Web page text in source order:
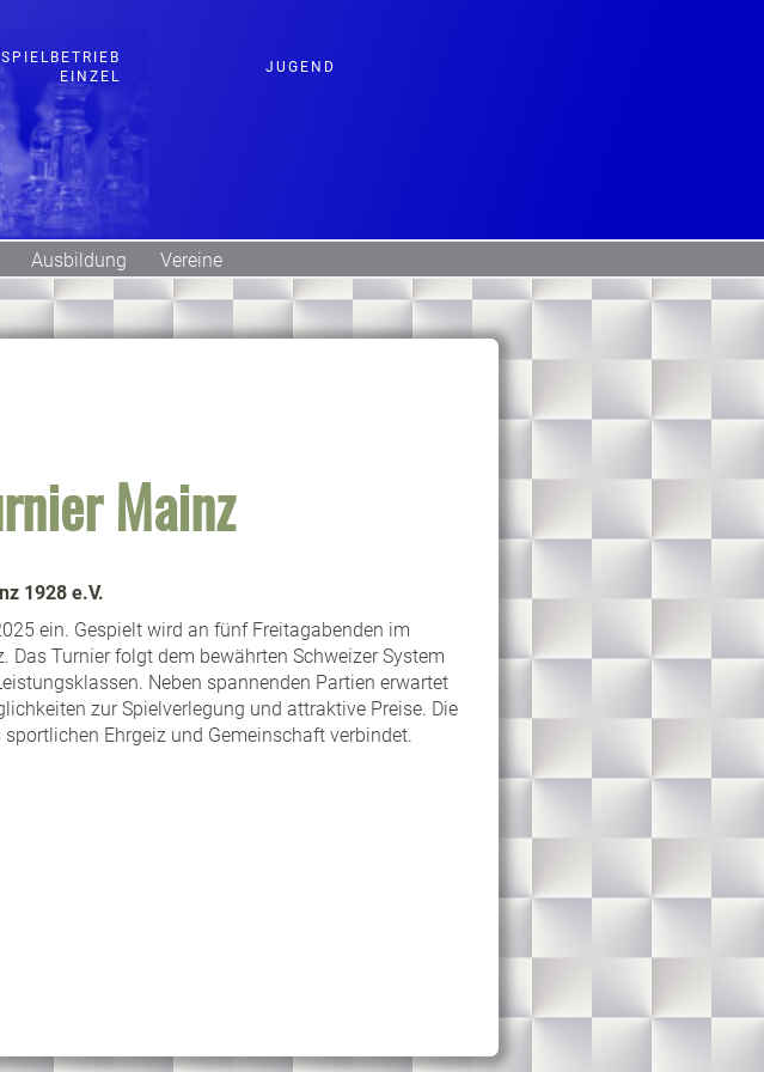
SPIELBETRIEB
EINZEL
JUGEND
Ausbildung Vereine
Mainz
1928 e.V.
ein. Gespielt wird an fünf Freitagabenden im
Turnier folgt dem bewährten Schweizer System
Neben spannenden Partien erwartet
zur Spielverlegung und attraktive Preise. Die
Ehrgeiz und Gemeinschaft verbindet.